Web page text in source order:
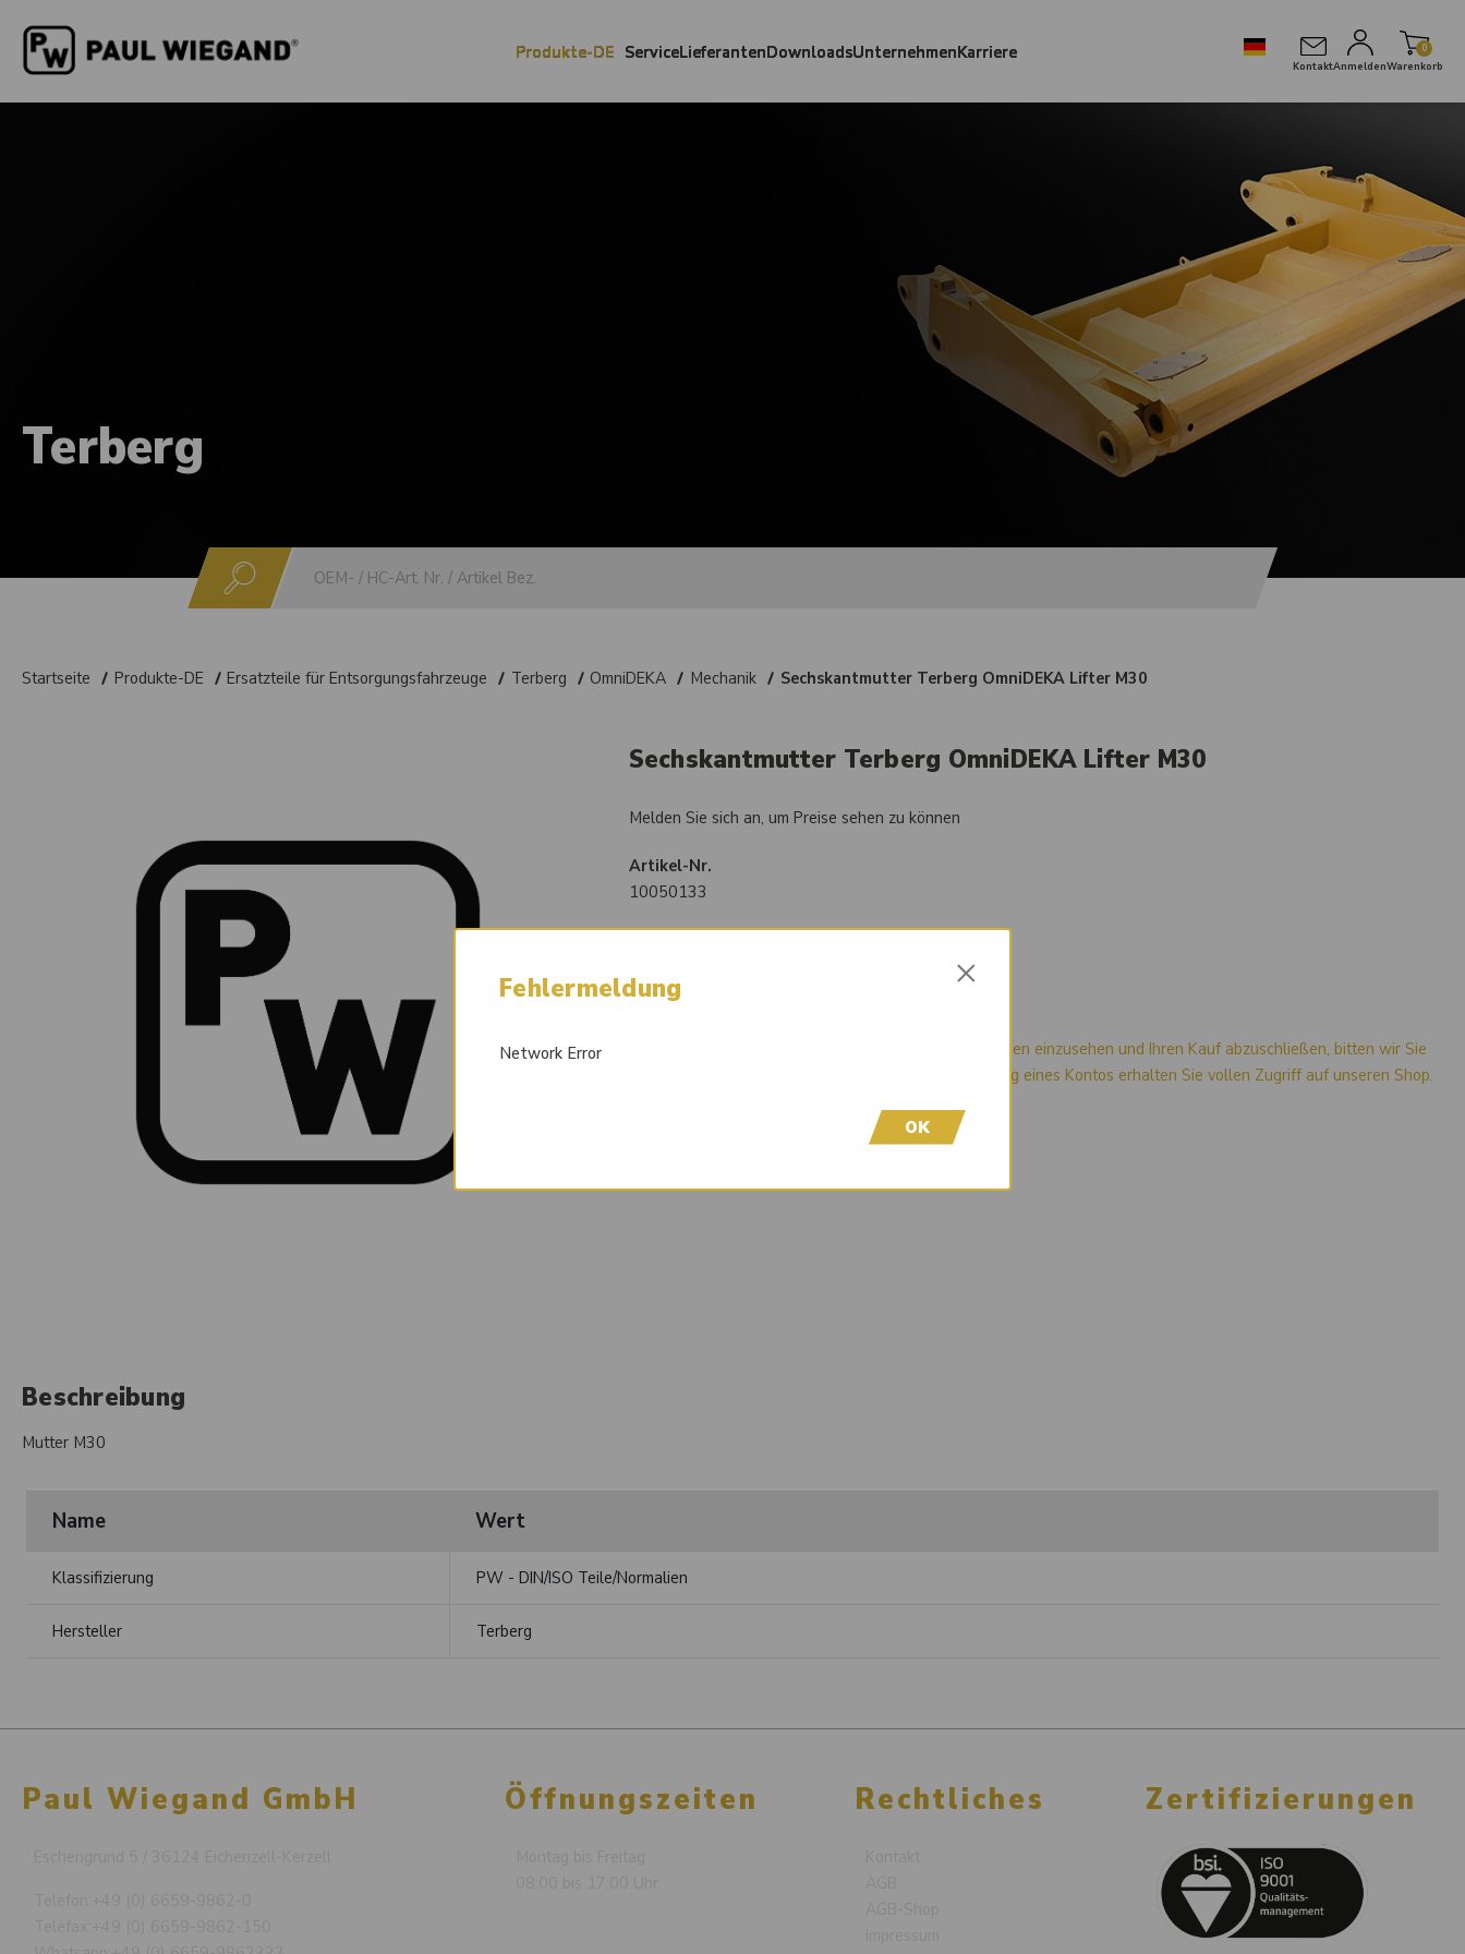
Produkte-DE ServiceLieferantenDownloadsUnternehmenKarriere
KontaktAnmelden
0
Warenkorb
Terberg
Startseite Produkte-DE Ersatzteile für Entsorgungsfahrzeuge Terberg OmniDEKA Mechanik Sechskantmutter Terberg OmniDEKA Lifter M30
Sechskantmutter Terberg OmniDEKA Lifter M30
Melden Sie sich an, um Preise sehen zu können
Artikel-Nr.
10050133
Vergleichsnummer
Sofort lieferbar
Wir freuen uns, dass Sie hier sind! Um Preisinformationen einzusehen und Ihren Kauf abzuschließen, bitten wir Sie
höflich, sich bei uns zu registrieren. Durch die Erstellung eines Kontos erhalten Sie vollen Zugriff auf unseren Shop.
Beschreibung
Mutter M30
Name Wert
Klassifizierung PW - DIN/ISO Teile/Normalien
Hersteller Terberg
Paul Wiegand GmbH Öffnungszeiten Rechtliches Zertifizierungen
Fehlermeldung ×
Network Error
OK